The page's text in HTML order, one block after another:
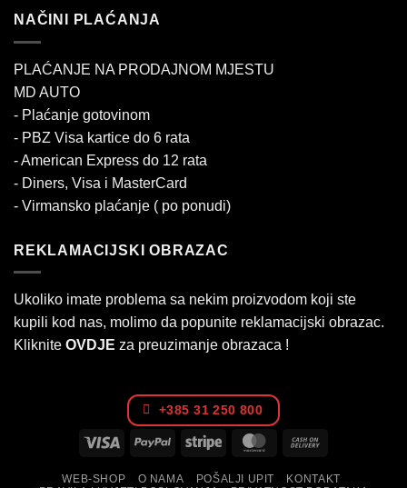
NAČINI PLAĆANJA
PLAĆANJE NA PRODAJNOM MJESTU
MD AUTO
- Plaćanje gotovinom
- PBZ Visa kartice do 6 rata
- American Express do 12 rata
- Diners, Visa i MasterCard
- Virmansko plaćanje ( po ponudi)
REKLAMACIJSKI OBRAZAC
Ukoliko imate problema sa nekim proizvodom koji ste
kupili kod nas, molimo da popunite reklamacijski obrazac.
Kliknite OVDJE za preuzimanje obrazaca !
+385 31 250 800
Visa PayPal Stripe MasterCard
Delivery
WEB-SHOP O NAMA POŠALJI UPIT
KONTAKT